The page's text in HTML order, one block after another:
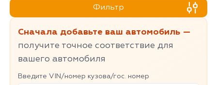
Фильтр
Сначала добавьте ваш автомобиль —
получите точное соответствие для
вашего автомобиля
Введите VIN/номер кузова/гос. номер